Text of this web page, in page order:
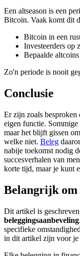
Een altseason is een
Bitcoin. Vaak komt dit
Bitcoin in een
Investeerders op
Bepaalde
Zo'n periode is nooit
Conclusie
Er zijn zoals besproken
eigen functie.
maar het blijft gissen
welke niet. Beleg
nabije toekomst nodig
succesverhalen van
korte tijd, maar je kunt
Belangrijk om
Dit artikel is
beleggingsaanbeveling
specifieke
in dit artikel zijn voor je